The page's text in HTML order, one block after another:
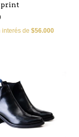
print
interés de $56.000